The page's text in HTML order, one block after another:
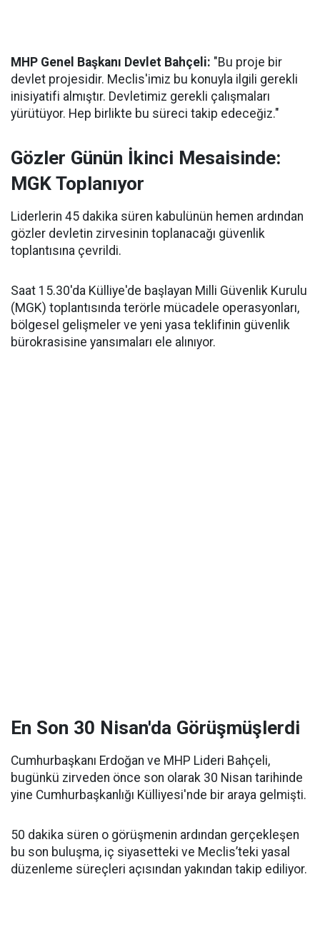
MHP Genel Başkanı Devlet Bahçeli: "Bu proje bir
devlet projesidir. Meclis'imiz bu konuyla ilgili gerekli
inisiyatifi almıştır. Devletimiz gerekli çalışmaları
yürütüyor. Hep birlikte bu süreci takip edeceğiz."
Gözler Günün İkinci Mesaisinde:
MGK Toplanıyor
Liderlerin 45 dakika süren kabulünün hemen ardından
gözler devletin zirvesinin toplanacağı güvenlik
toplantısına çevrildi.
Saat 15.30'da Külliye'de başlayan Milli Güvenlik Kurulu
(MGK) toplantısında terörle mücadele operasyonları,
bölgesel gelişmeler ve yeni yasa teklifinin güvenlik
bürokrasisine yansımaları ele alınıyor.
En Son 30 Nisan'da Görüşmüşlerdi
Cumhurbaşkanı Erdoğan ve MHP Lideri Bahçeli,
bugünkü zirveden önce son olarak 30 Nisan tarihinde
yine Cumhurbaşkanlığı Külliyesi'nde bir araya gelmişti.
50 dakika süren o görüşmenin ardından gerçekleşen
bu son buluşma, iç siyasetteki ve Meclis’teki yasal
düzenleme süreçleri açısından yakından takip ediliyor.